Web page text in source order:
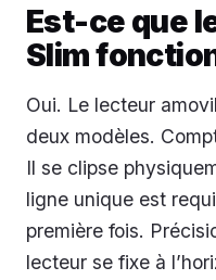
Est-ce que
Slim
Oui. Le lecteur
deux modèles.
Il se clipse
ligne unique est
première fois.
lecteur se fixe à